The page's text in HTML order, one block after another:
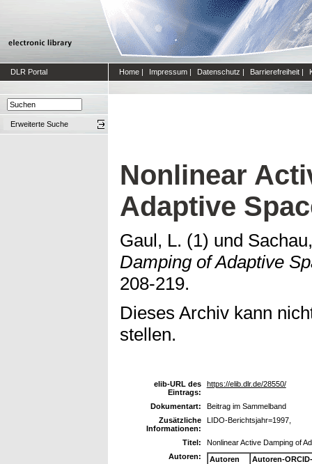
DLR Portal Home | Impressum | Datenschutz | Barrierefreiheit |
Erweiterte Suche
Nonlinear
Adaptive
Gaul, L. (1) und
Damping of Adaptive
208-219.
Dieses Archiv kann
stellen.
elib-URL des
Eintrags:
https://elib.dlr.de/28550/
Dokumentart:
Beitrag im Sammelband
Zusätzliche
Informationen:
LIDO-Berichtsjahr=1997,
Titel:
Nonlinear Active Damping of
Autoren:
Autoren
Autoren-